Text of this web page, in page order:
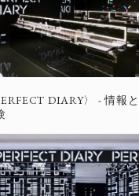
DIARY〉 - 情報